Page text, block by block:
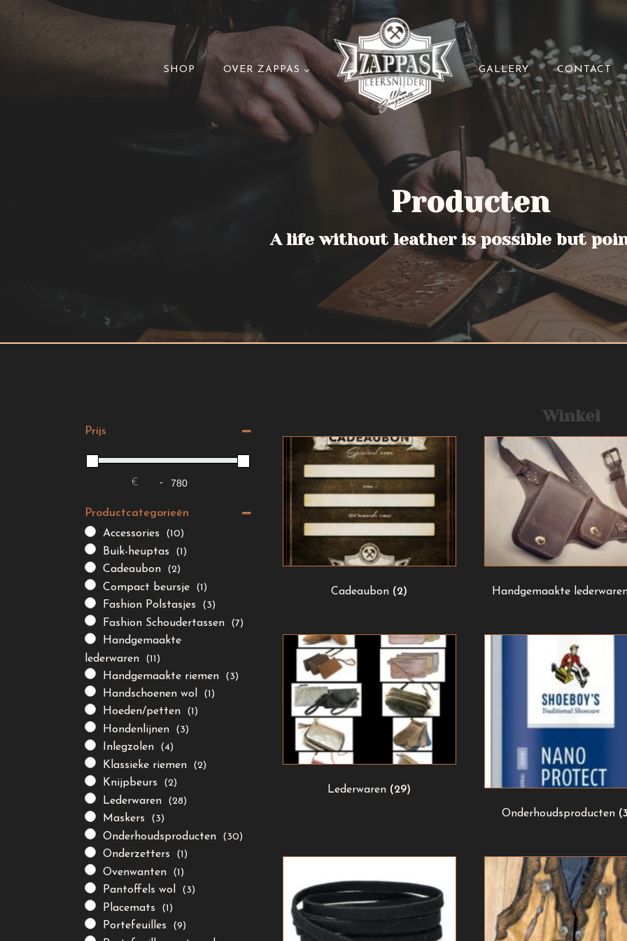
SHOP OVER ZAPPAS GALLERY CONTACT
Producten
A life without leather is possible but
Prijs
€ -
Productcategorieën
Accessories
(10)
Buik-heuptas (1)
Cadeaubon (2)
Compact beursje (1)
Fashion Polstasjes (3)
Fashion Schoudertassen (7)
Handgemaakte
lederwaren
(11)
Handgemaakte riemen (3)
Handschoenen wol (1)
Hoeden/petten (1)
Hondenlijnen (3)
Inlegzolen (4)
Klassieke riemen (2)
Knijpbeurs (2)
Lederwaren (28)
Maskers (3)
Onderhoudsproducten (30)
Onderzetters (1)
Ovenwanten (1)
Pantoffels wol (3)
Placemats (1)
Portefeuilles (9)
Winkel
Cadeaubon (2) Handgemaakte
Lederwaren (29)
Onderhoudsproducten